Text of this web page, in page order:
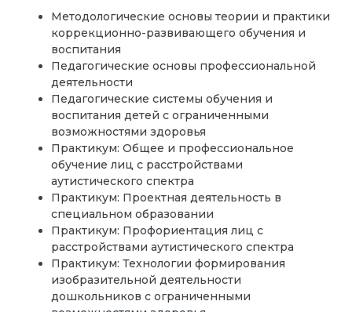
Методологические основы теории и практики
коррекционно-развивающего обучения и
воспитания
Педагогические основы профессиональной
деятельности
Педагогические системы обучения и
воспитания детей с ограниченными
возможностями здоровья
Практикум: Общее и профессиональное
обучение лиц с расстройствами
аутистического спектра
Практикум: Проектная деятельность в
специальном образовании
Практикум: Профориентация лиц с
расстройствами аутистического спектра
Практикум: Технологии формирования
изобразительной деятельности
дошкольников с ограниченными